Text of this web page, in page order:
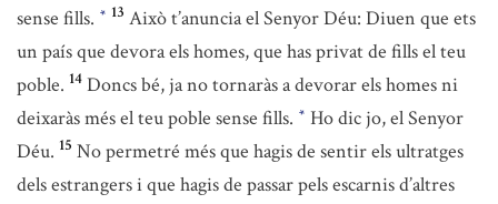
sense fills. * 13 Això t’anuncia el Senyor Déu: Diuen que ets
un país que devora els homes, que has privat de fills el teu
poble. 14 Doncs bé, ja no tornaràs a devorar els homes ni
deixaràs més el teu poble sense fills. * Ho dic jo, el Senyor
Déu. 15 No permetré més que hagis de sentir els ultratges
dels estrangers i que hagis de passar pels escarnis d’altres